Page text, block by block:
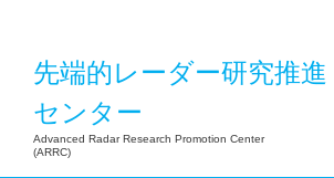
先端的レーダー研究推進
センター
Advanced Radar Research Promotion Center
(ARRC)